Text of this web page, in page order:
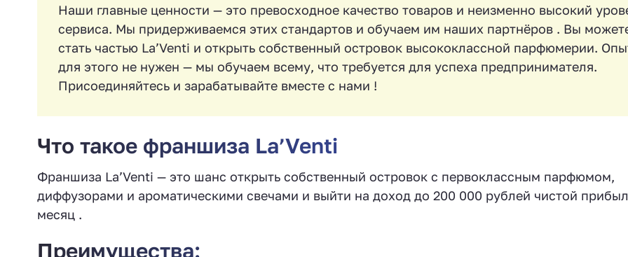
Наши главные ценности — это превосходное качество товаров и неизменно высокий
сервиса. Мы придерживаемся этих стандартов и обучаем им наших партнёров . Вы
стать частью La’Venti и открыть собственный островок высококлассной парфюмерии.
для этого не нужен — мы обучаем всему, что требуется для успеха предпринимателя.
Присоединяйтесь и зарабатывайте вместе с нами !
Что такое франшиза La’Venti
Франшиза La’Venti — это шанс открыть собственный островок с первоклассным парфюмом,
диффузорами и ароматическими свечами и выйти на доход до 200 000 рублей чистой
месяц .
Преимущества: